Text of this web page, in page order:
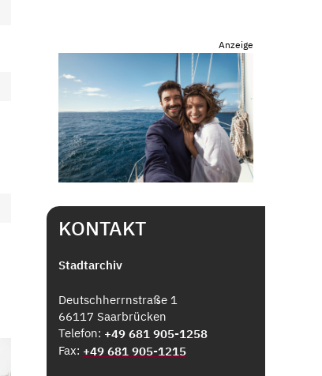
Anzeige
KONTAKT
Stadtarchiv
Deutschherrnstraße 1
66117 Saarbrücken
Telefon: +49 681 905-1258
Fax: +49 681 905-1215